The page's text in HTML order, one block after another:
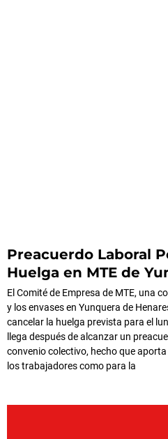
Preacuerdo Laboral
Huelga en MTE de
El Comité de Empresa de MTE, una
y los envases en Yunquera de
cancelar la huelga prevista para el
llega después de alcanzar un
convenio colectivo, hecho que
los trabajadores como para la